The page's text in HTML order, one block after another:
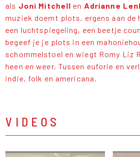
als Joni Mitchell en Adrianne
muziek doemt plots, ergens aan de
een luchtspiegeling, een beetje
begeef je je plots in een
schommelstoel en wiegt Romy Liz
heen en weer. Tussen euforie en
indie, folk en americana.
VIDEOS